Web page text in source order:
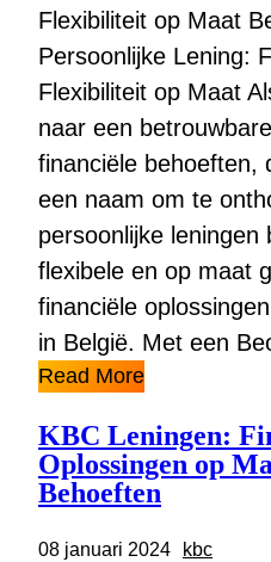
Flexibiliteit op Maat
Persoonlijke Lening:
Flexibiliteit op Maat
naar een
financiële behoeften,
een naam om te
persoonlijke leningen
flexibele en op maat
financiële
in België. Met een
Read More
KBC Leningen:
Oplossingen op
Behoeften
08 januari 2024 kbc